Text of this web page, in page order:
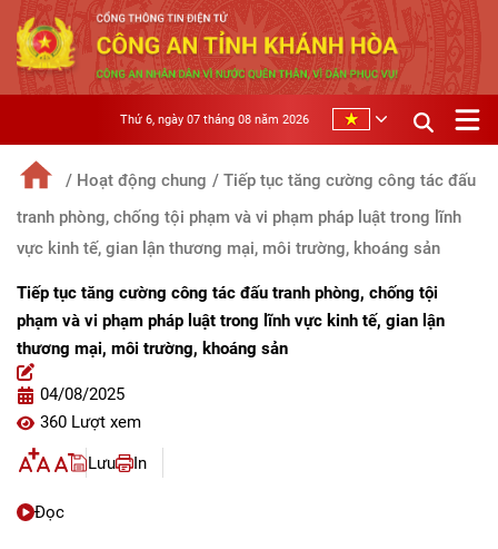
Thứ 6, ngày 07 tháng 08 năm 2026
/ Hoạt động chung / Tiếp tục tăng cường công tác đấu
tranh phòng, chống tội phạm và vi phạm pháp luật trong lĩnh
vực kinh tế, gian lận thương mại, môi trường, khoáng sản
Tiếp tục tăng cường công tác đấu tranh phòng, chống tội
phạm và vi phạm pháp luật trong lĩnh vực kinh tế, gian lận
thương mại, môi trường, khoáng sản
04/08/2025
360 Lượt xem
Lưu In
Đọc